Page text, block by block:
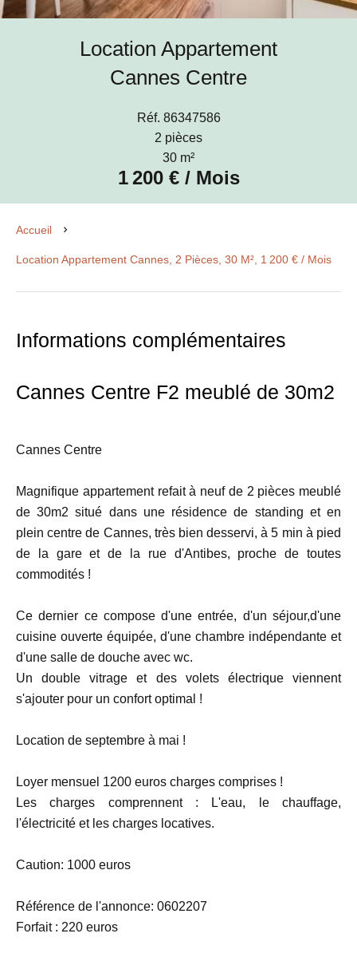
Location Appartement
Cannes Centre
Réf. 86347586
2 pièces
30 m²
1 200 € / Mois
Accueil
Location Appartement Cannes, 2 Pièces, 30 M², 1 200 € / Mois
Informations complémentaires
Cannes Centre F2 meublé de 30m2
Cannes Centre
Magnifique appartement refait à neuf de 2 pièces meublé
de 30m2 situé dans une résidence de standing et en
plein centre de Cannes, très bien desservi, à 5 min à pied
de la gare et de la rue d'Antibes, proche de toutes
commodités !
Ce dernier ce compose d'une entrée, d'un séjour,d'une
cuisine ouverte équipée, d'une chambre indépendante et
d'une salle de douche avec wc.
Un double vitrage et des volets électrique viennent
s'ajouter pour un confort optimal !
Location de septembre à mai !
Loyer mensuel 1200 euros charges comprises !
Les charges comprennent : L'eau, le chauffage,
l'électricité et les charges locatives.
Caution: 1000 euros
Référence de l'annonce: 0602207
Forfait : 220 euros